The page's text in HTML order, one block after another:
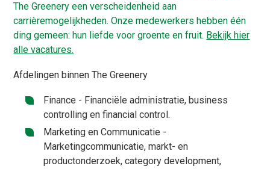
The Greenery een verscheidenheid aan
carrièremogelijkheden. Onze medewerkers hebben één
ding gemeen: hun liefde voor groente en fruit. Bekijk hier
alle vacatures.
Afdelingen binnen The Greenery
Finance - Financiële administratie, business
controlling en financial control.
Marketing en Communicatie -
Marketingcommunicatie, markt- en
productonderzoek, category development,